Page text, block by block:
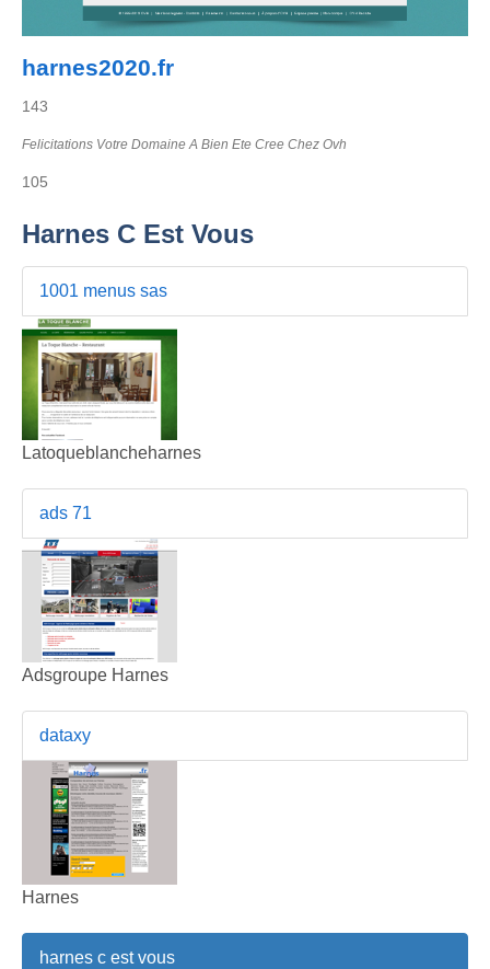
harnes2020.fr
143
Felicitations Votre Domaine A Bien Ete Cree Chez Ovh
105
Harnes C Est Vous
1001 menus sas
Latoqueblancheharnes
ads 71
Adsgroupe Harnes
dataxy
Harnes
harnes c est vous